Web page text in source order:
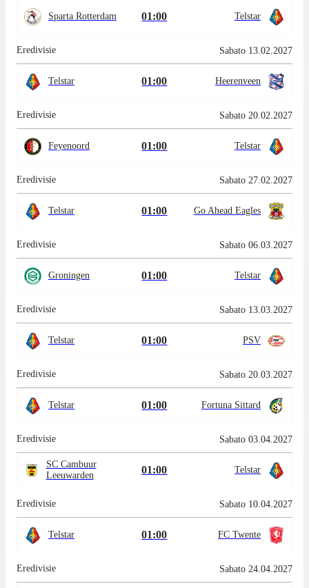
Sparta Rotterdam 01:00 Telstar
Eredivisie Sabato 13.02.2027
Telstar 01:00 Heerenveen
Eredivisie Sabato 20.02.2027
Feyenoord 01:00 Telstar
Eredivisie Sabato 27.02.2027
Telstar 01:00 Go Ahead Eagles
Eredivisie Sabato 06.03.2027
Groningen 01:00 Telstar
Eredivisie Sabato 13.03.2027
Telstar 01:00 PSV
Eredivisie Sabato 20.03.2027
Telstar 01:00 Fortuna Sittard
Eredivisie Sabato 03.04.2027
SC Cambuur
Leeuwarden
01:00 Telstar
Eredivisie Sabato 10.04.2027
Telstar 01:00 FC Twente
Eredivisie Sabato 24.04.2027